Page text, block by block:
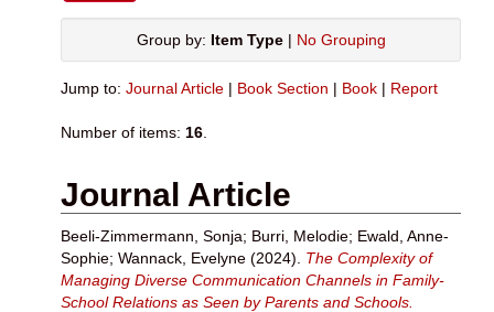
Group by: Item Type| No Grouping
Jump to: Journal Article | Book Section | Book | Report
Number of items: 16
Journal Article
Beeli-Zimmermann, Sonja; Burri, Melodie; Ewald, Anne-
Sophie; Wannack, Evelyne (2024). The Complexity of
Managing Diverse Communication Channels in Family-
School Relations as Seen by Parents and Schools.